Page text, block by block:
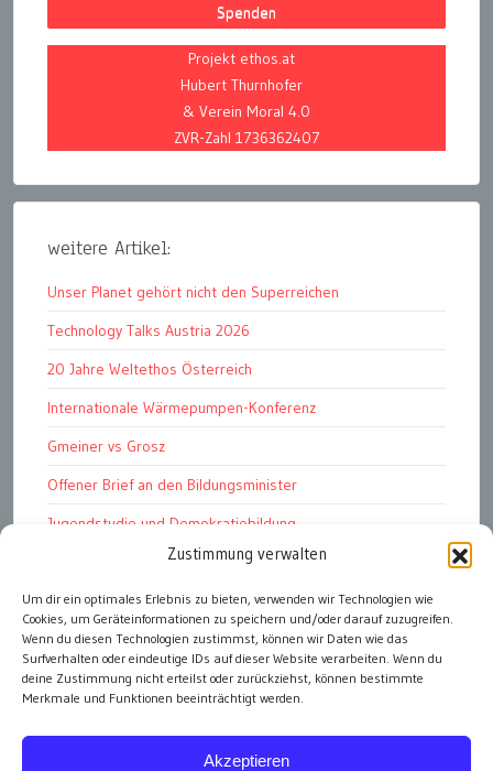
Zustimmung verwalten
Um dir ein optimales Erlebnis zu bieten, verwenden wir Technologien wie
Cookies, um Geräteinformationen zu speichern und/oder darauf zuzugreifen.
Wenn du diesen Technologien zustimmst, können wir Daten wie das
Surfverhalten oder eindeutige IDs auf dieser Website verarbeiten. Wenn du
deine Zustimmung nicht erteilst oder zurückziehst, können bestimmte
Merkmale und Funktionen beeinträchtigt werden.
Akzeptieren
Spenden
Projekt ethos.at
Hubert Thurnhofer
& Verein Moral 4.0
ZVR-Zahl 1736362407
weitere Artikel:
Unser Planet gehört nicht den Superreichen
Technology Talks Austria 2026
20 Jahre Weltethos Österreich
Internationale Wärmepumpen-Konferenz
Gmeiner vs Grosz
Offener Brief an den Bildungsminister
Jugendstudie und Demokratiebildung
Solschenizyn, Dugin und der Westen
Finanzindustrie manipuliert Schüler
Chemtrails Contrails Geoengineering
alle Artikel